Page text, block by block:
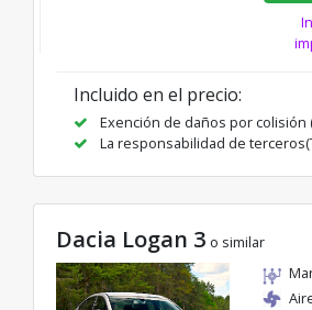
Incluido en el precio:
Exención de daños por colisión
La responsabilidad de
Dacia Logan 3 o similar